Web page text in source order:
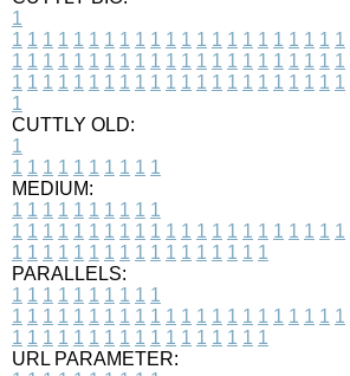
1
1 1 1 1 1 1 1 1 1 1 1 1 1 1 1 1 1 1 1 1 1 1
1 1 1 1 1 1 1 1 1 1 1 1 1 1 1 1 1 1 1 1 1 1
1 1 1 1 1 1 1 1 1 1 1 1 1 1 1 1 1 1 1 1 1 1
1
CUTTLY OLD:
1
1 1 1 1 1 1 1 1 1 1
MEDIUM:
1 1 1 1 1 1 1 1 1 1
1 1 1 1 1 1 1 1 1 1 1 1 1 1 1 1 1 1 1 1 1 1
1 1 1 1 1 1 1 1 1 1 1 1 1 1 1 1 1
PARALLELS:
1 1 1 1 1 1 1 1 1 1
1 1 1 1 1 1 1 1 1 1 1 1 1 1 1 1 1 1 1 1 1 1
1 1 1 1 1 1 1 1 1 1 1 1 1 1 1 1 1
URL PARAMETER: